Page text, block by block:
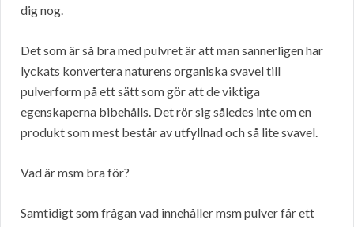
dig nog.
Det som är så bra med pulvret är att man sannerligen har
lyckats konvertera naturens organiska svavel till
pulverform på ett sätt som gör att de viktiga
egenskaperna bibehålls. Det rör sig således inte om en
produkt som mest består av utfyllnad och så lite svavel.
Vad är msm bra för?
Samtidigt som frågan vad innehåller msm pulver får ett